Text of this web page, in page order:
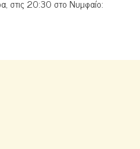
στις 20:30 στο Νυμφαίο: